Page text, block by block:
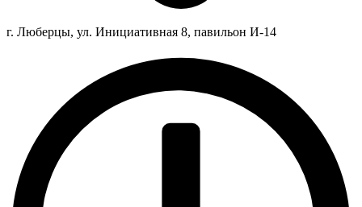
г. Люберцы, ул. Инициативная 8, павильон И-14